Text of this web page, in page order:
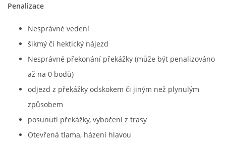
Penalizace
Nesprávné vedení
šikmý či hektický nájezd
Nesprávné překonání překážky (může být penalizováno
až na 0 bodů)
odjezd z překážky odskokem či jiným než plynulým
způsobem
posunutí překážky, vybočení z trasy
Otevřená tlama, házení hlavou